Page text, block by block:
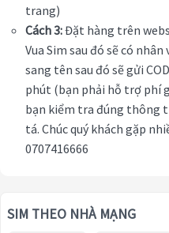
trang)
Cách 3:Đặt hàng trên
Vua Sim sau đó sẽ có
sang tên sau đó sẽ gửi
phút (bạn phải hỗ trợ phí
bạn kiểm tra đúng thông
tá. Chúc quý khách gặp
0707416666
SIM THEO NHÀ MẠNG